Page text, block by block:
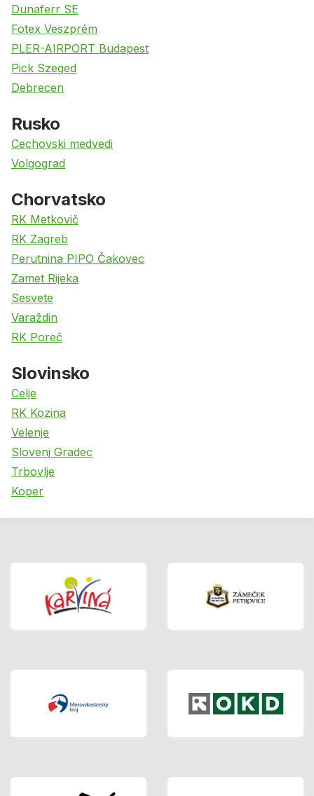
Dunaferr SE
Fotex Veszprém
PLER-AIRPORT Budapest
Pick Szeged
Debrecen
Rusko
Cechovski medvedi
Volgograd
Chorvatsko
RK Metkovič
RK Zagreb
Perutnina PIPO Čakovec
Zamet Rijeka
Sesvete
Varaždin
RK Poreč
Slovinsko
Celje
RK Kozina
Velenje
Slovenj Gradec
Trbovlje
Koper